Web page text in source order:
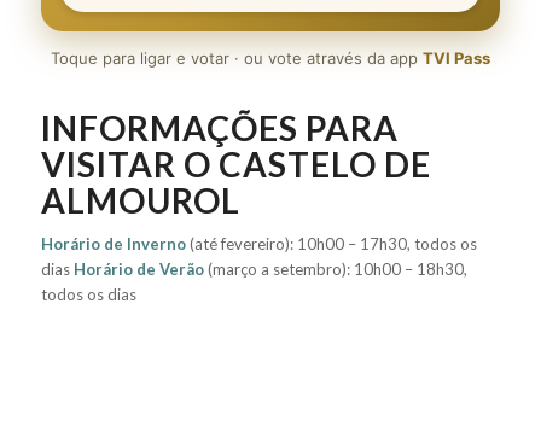
Toque para ligar e votar · ou vote através da app TVI Pass
INFORMAÇÕES PARA
VISITAR O CASTELO DE
ALMOUROL
Horário de Inverno(até fevereiro): 10h00 – 17h30, todos os
dias Horário de Verão(março a setembro): 10h00 – 18h30,
todos os dias